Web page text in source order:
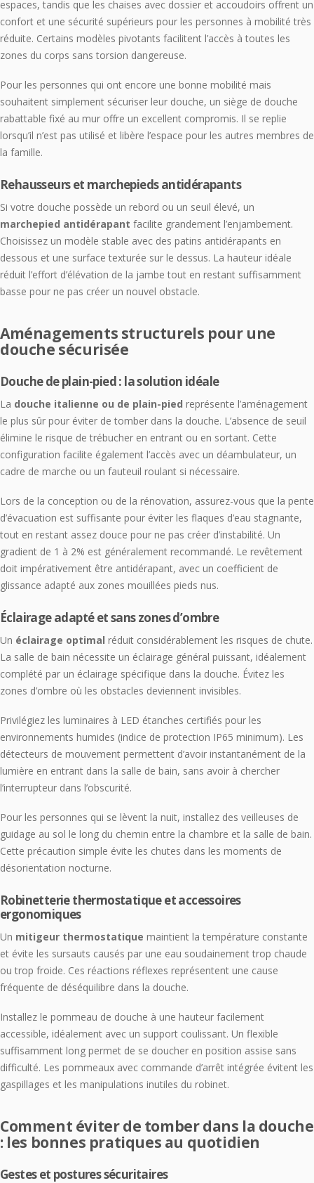
espaces, tandis que les chaises avec dossier et accoudoirs offrent un
confort et une sécurité supérieurs pour les personnes à mobilité très
réduite. Certains modèles pivotants facilitent l’accès à toutes les
zones du corps sans torsion dangereuse.
Pour les personnes qui ont encore une bonne mobilité mais
souhaitent simplement sécuriser leur douche, un siège de douche
rabattable fixé au mur offre un excellent compromis. Il se replie
lorsqu’il n’est pas utilisé et libère l’espace pour les autres membres de
la famille.
Rehausseurs et marchepieds antidérapants
Si votre douche possède un rebord ou un seuil élevé, un
marchepied antidérapant facilite grandement l’enjambement.
Choisissez un modèle stable avec des patins antidérapants en
dessous et une surface texturée sur le dessus. La hauteur idéale
réduit l’effort d’élévation de la jambe tout en restant suffisamment
basse pour ne pas créer un nouvel obstacle.
Aménagements structurels pour une
douche sécurisée
Douche de plain-pied : la solution idéale
La douche italienne ou de plain-pied représente l’aménagement
le plus sûr pour éviter de tomber dans la douche. L’absence de seuil
élimine le risque de trébucher en entrant ou en sortant. Cette
configuration facilite également l’accès avec un déambulateur, un
cadre de marche ou un fauteuil roulant si nécessaire.
Lors de la conception ou de la rénovation, assurez-vous que la pente
d’évacuation est suffisante pour éviter les flaques d’eau stagnante,
tout en restant assez douce pour ne pas créer d’instabilité. Un
gradient de 1 à 2% est généralement recommandé. Le revêtement
doit impérativement être antidérapant, avec un coefficient de
glissance adapté aux zones mouillées pieds nus.
Éclairage adapté et sans zones d’ombre
Un éclairage optimal réduit considérablement les risques de chute.
La salle de bain nécessite un éclairage général puissant, idéalement
complété par un éclairage spécifique dans la douche. Évitez les
zones d’ombre où les obstacles deviennent invisibles.
Privilégiez les luminaires à LED étanches certifiés pour les
environnements humides (indice de protection IP65 minimum). Les
détecteurs de mouvement permettent d’avoir instantanément de la
lumière en entrant dans la salle de bain, sans avoir à chercher
l’interrupteur dans l’obscurité.
Pour les personnes qui se lèvent la nuit, installez des veilleuses de
guidage au sol le long du chemin entre la chambre et la salle de bain.
Cette précaution simple évite les chutes dans les moments de
désorientation nocturne.
Robinetterie thermostatique et accessoires
ergonomiques
Un mitigeur thermostatique maintient la température constante
et évite les sursauts causés par une eau soudainement trop chaude
ou trop froide. Ces réactions réflexes représentent une cause
fréquente de déséquilibre dans la douche.
Installez le pommeau de douche à une hauteur facilement
accessible, idéalement avec un support coulissant. Un flexible
suffisamment long permet de se doucher en position assise sans
difficulté. Les pommeaux avec commande d’arrêt intégrée évitent les
gaspillages et les manipulations inutiles du robinet.
Comment éviter de tomber dans la douche
: les bonnes pratiques au quotidien
Gestes et postures sécuritaires